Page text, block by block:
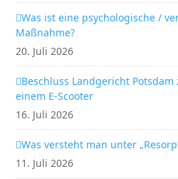
Was ist eine psychologische /
Maßnahme?
20. Juli 2026
Beschluss Landgericht
einem E-Scooter
16. Juli 2026
Was versteht man unter
11. Juli 2026